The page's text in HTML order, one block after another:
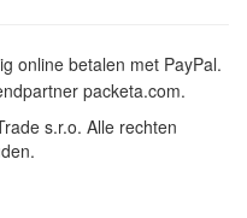
s.r.o. Alle rechten